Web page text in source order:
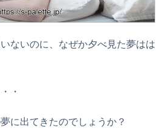
ないのに、なぜか夕べ見た夢はは
・
に出てきたのでしょうか？